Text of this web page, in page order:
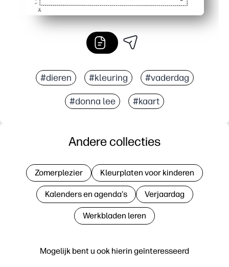
#dieren #kleuring #vaderdag
#donna lee #kaart
Mogelijk bent u ook hierin geïnteresseerd
Andere collecties
Zomerplezier Kleurplaten voor kinderen
Kalenders en agenda's Verjaardag
Werkbladen leren